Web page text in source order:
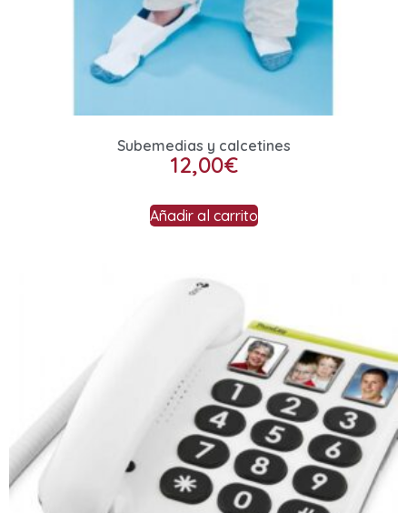
Subemedias y calcetines
12,00€
Añadir al carrito